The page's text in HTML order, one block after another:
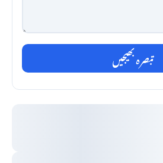
تبصرہ بھیجیں